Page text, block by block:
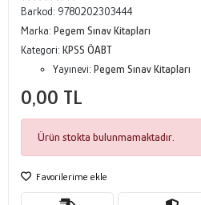
Barkod: 9780202303444
Marka: Pegem Sınav Kitapları
Kategori: KPSS ÖABT
Yayınevi: Pegem Sınav Kitapları
0,00 TL
Ürün stokta bulunmamaktadır.
Favorilerime ekle